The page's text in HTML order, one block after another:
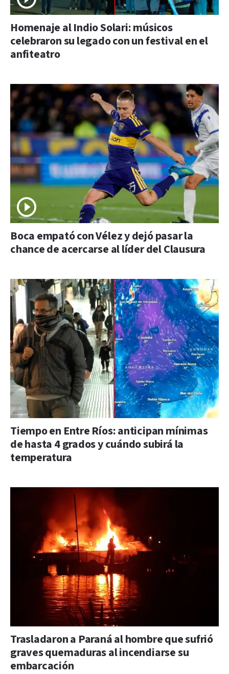
Homenaje al Indio Solari: músicos
celebraron su legado con un festival en el
anfiteatro
Boca empató con Vélez y dejó pasar la
chance de acercarse al líder del Clausura
Tiempo en Entre Ríos: anticipan mínimas
de hasta 4 grados y cuándo subirá la
temperatura
Trasladaron a Paraná al hombre que sufrió
graves quemaduras al incendiarse su
embarcación